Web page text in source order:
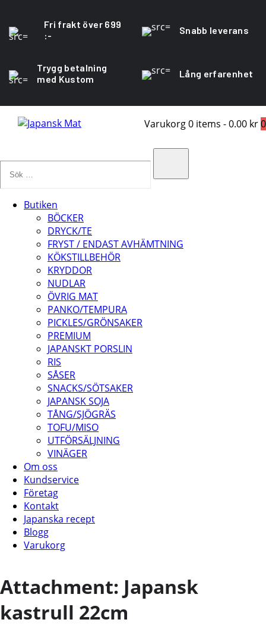
Fri frakt över 699
:-
Snabb leverans
Trygg betalning
med Kustom
Lång erfarenhet
Varukorg0 items -0.00 kr0
Butiken
BÖCKER
DRYCK/TE
FRYST / ENDAST AVHÄMTNING
KÖKSTILLBEHÖR
KRYDDOR
NUDLAR
ÖVRIG MAT
PANKO/TEMPURA
PICKLES/GRÖNSAKER
PREMIUM
JAPANSKT PORSLIN
RIS
SÅSER
SNACKS/SÖTSAKER
JAPANSK SOJA
TÅNG/SJÖGRÄS
TOFU/MISO
UTFÖRSÄLJNING
VINÄGER
Om oss
Kundservice
Företag
Kontakt
Japanska recept
Blogg
Varukorg
Attachment: Japansk
kastrull 22cm